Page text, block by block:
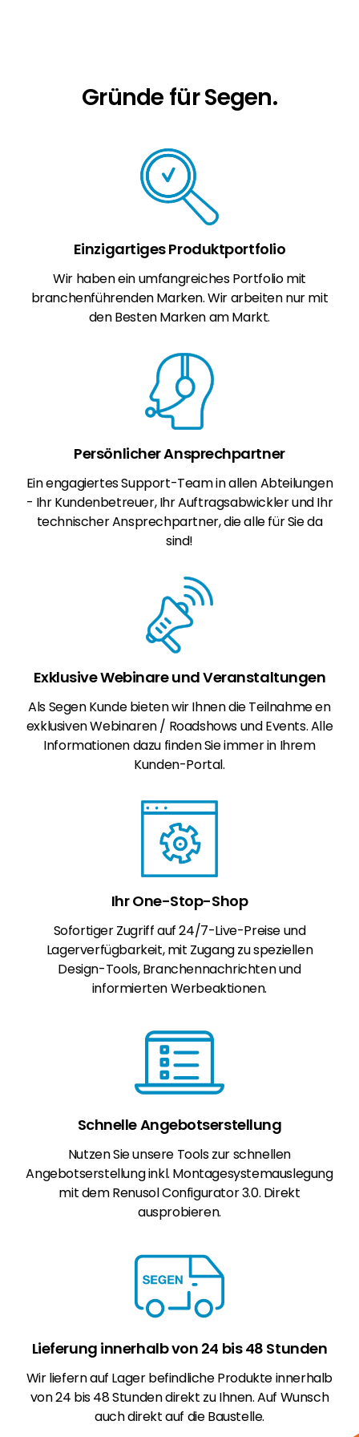
Produkt- und Brancheninformationen sind,
Gründe für Segen.
Einzigartiges Produktportfolio
Wir haben ein umfangreiches Portfolio mit
branchenführenden Marken. Wir arbeiten nur mit
den Besten Marken am Markt.
Persönlicher Ansprechpartner
Ein engagiertes Support-Team in allen Abteilungen
- Ihr Kundenbetreuer, Ihr Auftragsabwickler und Ihr
technischer Ansprechpartner, die alle für Sie da
sind!
Exklusive Webinare und Veranstaltungen
Als Segen Kunde bieten wir Ihnen die Teilnahme en
exklusiven Webinaren / Roadshows und Events. Alle
Informationen dazu finden Sie immer in Ihrem
Kunden-Portal.
Ihr One-Stop-Shop
Sofortiger Zugriff auf 24/7-Live-Preise und
Lagerverfügbarkeit, mit Zugang zu speziellen
Design-Tools, Branchennachrichten und
informierten Werbeaktionen.
Schnelle Angebotserstellung
Nutzen Sie unsere Tools zur schnellen
Angebotserstellung inkl. Montagesystemauslegung
mit dem Renusol Configurator 3.0. Direkt
ausprobieren.
Lieferung innerhalb von 24 bis 48 Stunden
Wir liefern auf Lager befindliche Produkte innerhalb
von 24 bis 48 Stunden direkt zu Ihnen. Auf Wunsch
auch direkt auf die Baustelle.